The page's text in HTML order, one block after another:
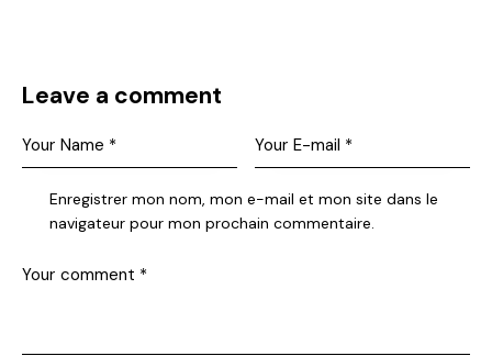
Leave a comment
Enregistrer mon nom, mon e-mail et mon site dans le
navigateur pour mon prochain commentaire.